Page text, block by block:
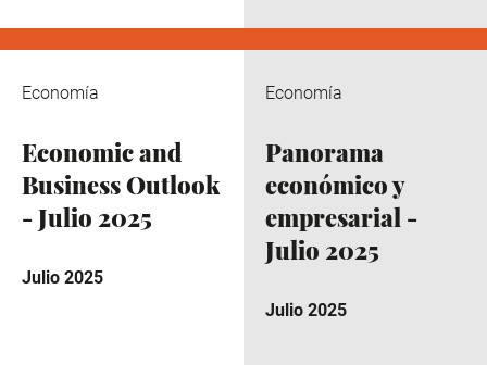
Economía
Economic and
Business Outlook
- Julio 2025
Julio 2025
Economía
Panorama
económico y
empresarial -
Julio 2025
Julio 2025